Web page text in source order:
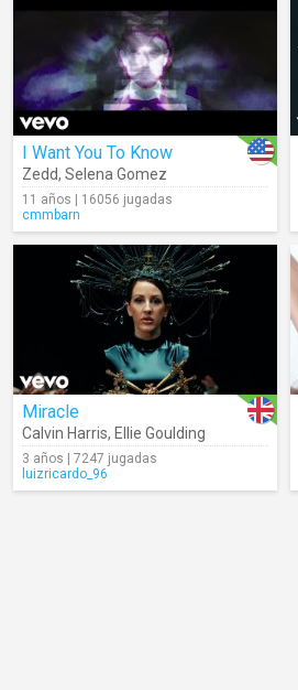
I Want You To Know
Zedd, Selena Gomez
11 años | 16056 jugadas
cmmbarn
Miracle
Calvin Harris, Ellie Goulding
3 años | 7247 jugadas
luizricardo_96